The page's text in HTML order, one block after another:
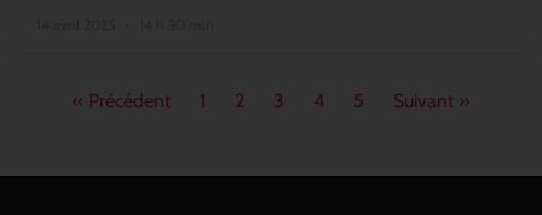
« Précédent 1 2 3 4 5 Suivant »